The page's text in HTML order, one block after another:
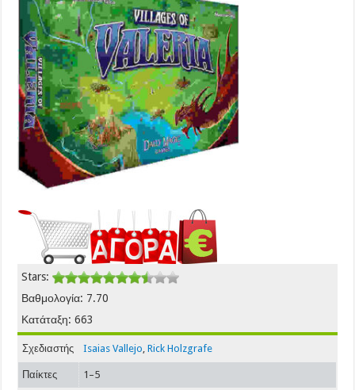
Stars:
Βαθμολογία: 7.70
Κατάταξη: 663
Σχεδιαστής Isaias Vallejo ,Rick Holzgrafe
Παίκτες 1–5